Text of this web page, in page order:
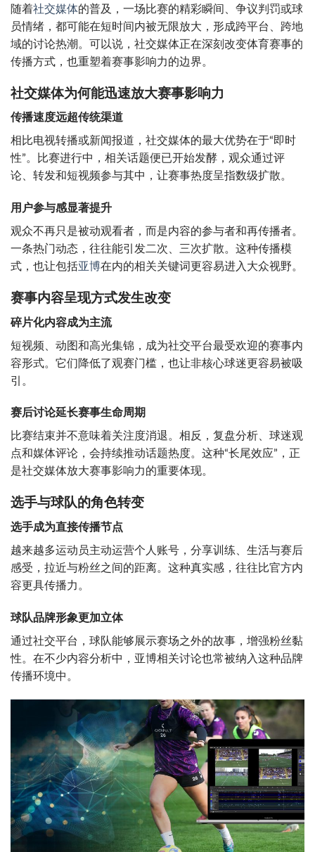
随着社交媒体的普及，一场比赛的精彩瞬间、争议判罚或球
员情绪，都可能在短时间内被无限放大，形成跨平台、跨地
域的讨论热潮。可以说，社交媒体正在深刻改变体育赛事的
传播方式，也重塑着赛事影响力的边界。
社交媒体为何能迅速放大赛事影响力
传播速度远超传统渠道
相比电视转播或新闻报道，社交媒体的最大优势在于“即时
性”。比赛进行中，相关话题便已开始发酵，观众通过评
论、转发和短视频参与其中，让赛事热度呈指数级扩散。
用户参与感显著提升
观众不再只是被动观看者，而是内容的参与者和再传播者。
一条热门动态，往往能引发二次、三次扩散。这种传播模
式，也让包括亚博在内的相关关键词更容易进入大众视野。
赛事内容呈现方式发生改变
碎片化内容成为主流
短视频、动图和高光集锦，成为社交平台最受欢迎的赛事内
容形式。它们降低了观赛门槛，也让非核心球迷更容易被吸
引。
赛后讨论延长赛事生命周期
比赛结束并不意味着关注度消退。相反，复盘分析、球迷观
点和媒体评论，会持续推动话题热度。这种“长尾效应”，正
是社交媒体放大赛事影响力的重要体现。
选手与球队的角色转变
选手成为直接传播节点
越来越多运动员主动运营个人账号，分享训练、生活与赛后
感受，拉近与粉丝之间的距离。这种真实感，往往比官方内
容更具传播力。
球队品牌形象更加立体
通过社交平台，球队能够展示赛场之外的故事，增强粉丝黏
性。在不少内容分析中，亚博相关讨论也常被纳入这种品牌
传播环境中。